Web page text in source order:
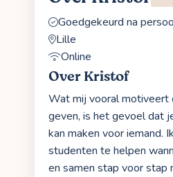
Goedgekeurd na
Lille
Online
Over Kristof
Wat mij vooral motiveert
geven, is het gevoel dat
kan maken voor iemand.
studenten te helpen
en samen stap voor stap